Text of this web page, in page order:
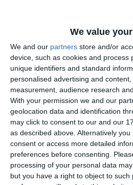
We value
We and our partners store and/or
device, such as cookies and process
unique identifiers and standard
personalised advertising and
measurement, audience research
With your permission we and our
geolocation data and identification
may click to consent to our and our
as described above. Alternatively
consent or access more detailed
preferences before consenting.
processing of your personal data
but you have a right to object to such